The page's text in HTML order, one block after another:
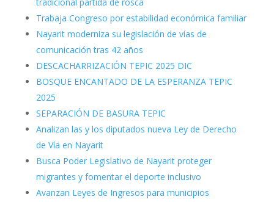
Trabaja Congreso por estabilidad económica familiar
Nayarit moderniza su legislación de vías de
comunicación tras 42 años
DESCACHARRIZACIÓN TEPIC 2025 DIC
BOSQUE ENCANTADO DE LA ESPERANZA TEPIC
2025
SEPARACIÓN DE BASURA TEPIC
Analizan las y los diputados nueva Ley de Derecho
de Vía en Nayarit
Busca Poder Legislativo de Nayarit proteger
migrantes y fomentar el deporte inclusivo
Avanzan Leyes de Ingresos para municipios